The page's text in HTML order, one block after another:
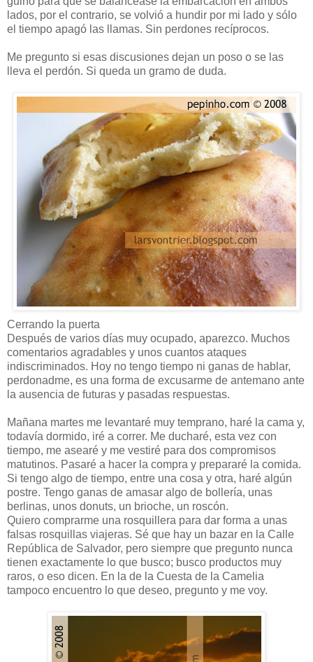
lados, por el contrario, se volvió a hundir por mi lado y sólo
el tiempo apagó las llamas. Sin perdones recíprocos.
Me pregunto si esas discusiones dejan un poso o se las
lleva el perdón. Si queda un gramo de duda.
Cerrando la puerta
Después de varios días muy ocupado, aparezco. Muchos
comentarios agradables y unos cuantos ataques
indiscriminados. Hoy no tengo tiempo ni ganas de hablar,
perdonadme, es una forma de excusarme de antemano ante
la ausencia de futuras y pasadas respuestas.
Mañana martes me levantaré muy temprano, haré la cama y,
todavía dormido, iré a correr. Me ducharé, esta vez con
tiempo, me asearé y me vestiré para dos compromisos
matutinos. Pasaré a hacer la compra y prepararé la comida.
Si tengo algo de tiempo, entre una cosa y otra, haré algún
postre. Tengo ganas de amasar algo de bollería, unas
berlinas, unos donuts, un brioche, un roscón.
Quiero comprarme una rosquillera para dar forma a unas
falsas rosquillas viajeras. Sé que hay un bazar en la Calle
República de Salvador, pero siempre que pregunto nunca
tienen exactamente lo que busco; busco productos muy
raros, o eso dicen. En la de la Cuesta de la Camelia
tampoco encuentro lo que deseo, pregunto y me voy.